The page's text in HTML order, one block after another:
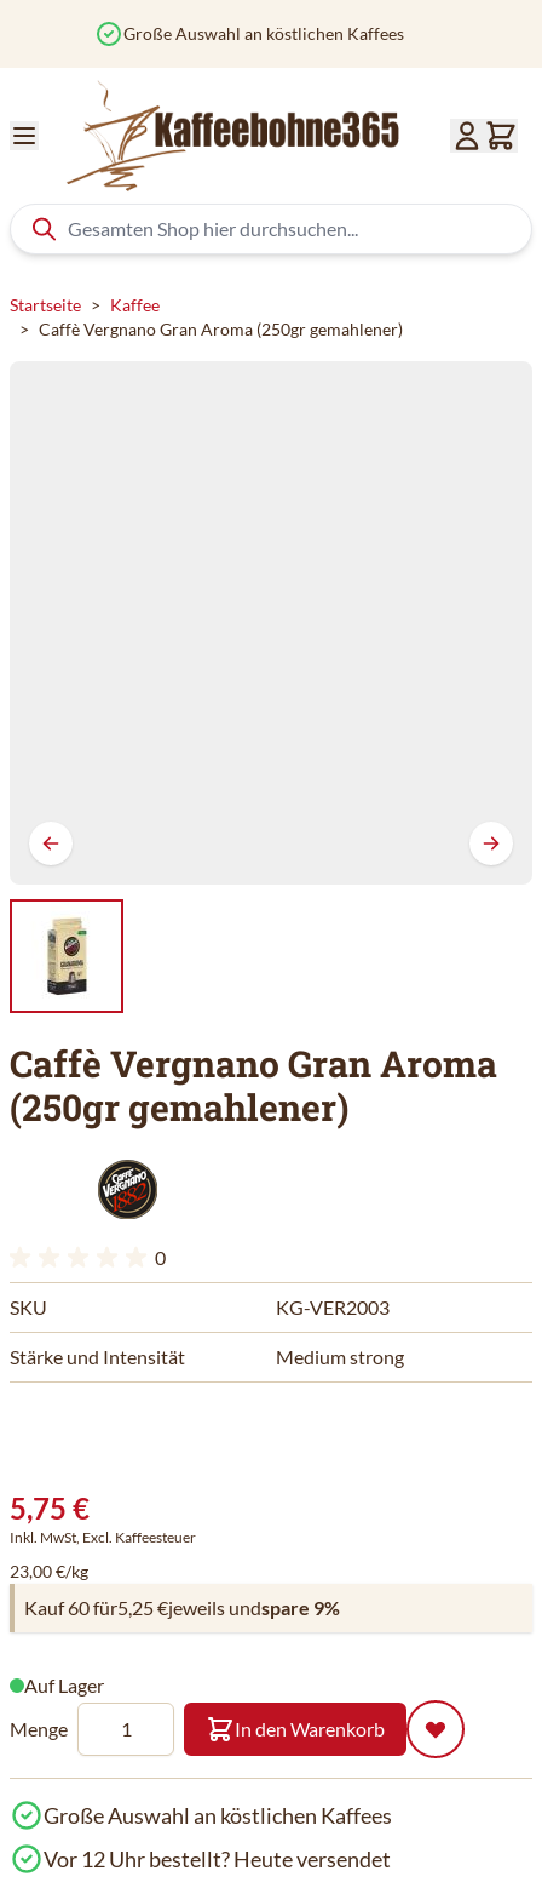
Vor 12 Uhr bestellt? Heute versendet
Startseite > Kaffee
> Caffè Vergnano Gran Aroma (250gr gemahlener)
Caffè Vergnano Gran Aroma
(250gr gemahlener)
0
SKU KG-VER2003
Stärke und Intensität Medium strong
5,75 €
Inkl. MwSt, Excl. Kaffeesteuer
23,00 €/kg
Kauf 60 für5,25 €jeweils undspare 9%
Auf Lager
Menge
In den Warenkorb
Große Auswahl an köstlichen Kaffees
Vor 12 Uhr bestellt? Heute versendet